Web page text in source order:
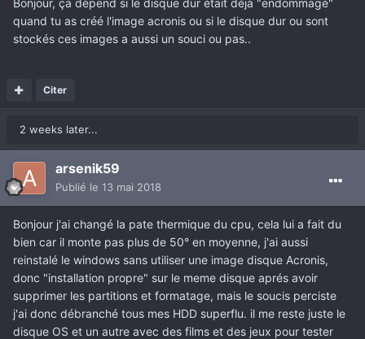
quand tu as créé l'image acronis ou si le disque dur ou sont
stockés ces images a aussi un souci ou pas..
Citer
2 weeks later...
arsenik59
Publié le 13 mai 2018
Bonjour j'ai changé la pate thermique du cpu, cela lui a fait du
bien car il monte pas plus de 50° en moyenne, j'ai aussi
reinstalé le windows sans utiliser une image disque Acronis,
donc "installation propre" sur le meme disque aprés avoir
supprimer les partitions et formatage, mais le soucis perciste
j'ai donc débranché tous mes HDD superflu. il me reste juste le
disque OS et un autre avec des films et des jeux pour tester